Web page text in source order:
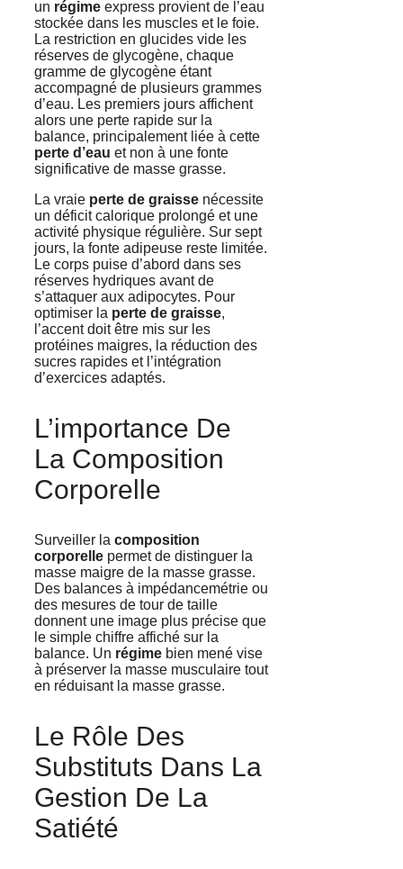
un régime express provient de l’eau
stockée dans les muscles et le foie.
La restriction en glucides vide les
réserves de glycogène, chaque
gramme de glycogène étant
accompagné de plusieurs grammes
d’eau. Les premiers jours affichent
alors une perte rapide sur la
balance, principalement liée à cette
perte d’eau et non à une fonte
significative de masse grasse.
La vraie perte de graisse nécessite
un déficit calorique prolongé et une
activité physique régulière. Sur sept
jours, la fonte adipeuse reste limitée.
Le corps puise d’abord dans ses
réserves hydriques avant de
s’attaquer aux adipocytes. Pour
optimiser la perte de graisse,
l’accent doit être mis sur les
protéines maigres, la réduction des
sucres rapides et l’intégration
d’exercices adaptés.
L’importance De
La Composition
Corporelle
Surveiller la composition
corporelle permet de distinguer la
masse maigre de la masse grasse.
Des balances à impédancemétrie ou
des mesures de tour de taille
donnent une image plus précise que
le simple chiffre affiché sur la
balance. Un régime bien mené vise
à préserver la masse musculaire tout
en réduisant la masse grasse.
Le Rôle Des
Substituts Dans La
Gestion De La
Satiété